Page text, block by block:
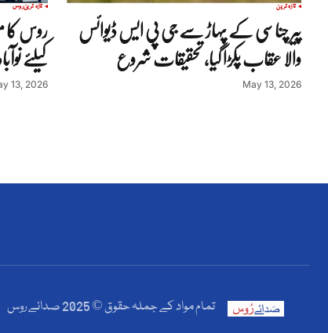
تازہ ترین
پیر چناسی کے پہاڑ سے جی پی ایس ڈیوائس
والا عقاب پکڑا گیا، تحقیقات شروع
May 13, 2026
تازہ ترینروس
روس
کیلئے
13, 2026
تمام مواد کے جملہ حقوق © 2025 صدائے روس